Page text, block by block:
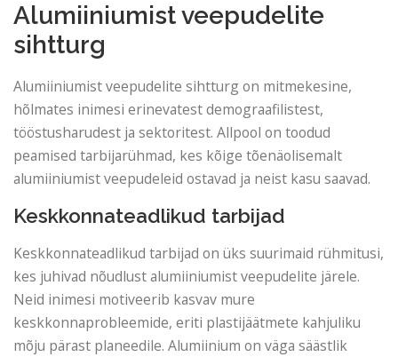
Alumiiniumist veepudelite
sihtturg
Alumiiniumist veepudelite sihtturg on mitmekesine,
hõlmates inimesi erinevatest demograafilistest,
tööstusharudest ja sektoritest. Allpool on toodud
peamised tarbijarühmad, kes kõige tõenäolisemalt
alumiiniumist veepudeleid ostavad ja neist kasu saavad.
Keskkonnateadlikud tarbijad
Keskkonnateadlikud tarbijad on üks suurimaid rühmitusi,
kes juhivad nõudlust alumiiniumist veepudelite järele.
Neid inimesi motiveerib kasvav mure
keskkonnaprobleemide, eriti plastijäätmete kahjuliku
mõju pärast planeedile. Alumiinium on väga säästlik